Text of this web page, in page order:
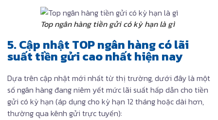
Top ngân hàng tiền gửi có kỳ hạn là gì
5. Cập nhật TOP ngân hàng có lãi
suất tiền gửi cao nhất hiện nay
Dựa trên cập nhật mới nhất từ thị trường, dưới đây là một
số ngân hàng đang niêm yết mức lãi suất hấp dẫn cho tiền
gửi có kỳ hạn (áp dụng cho kỳ hạn 12 tháng hoặc dài hơn,
thường qua kênh gửi trực tuyến):